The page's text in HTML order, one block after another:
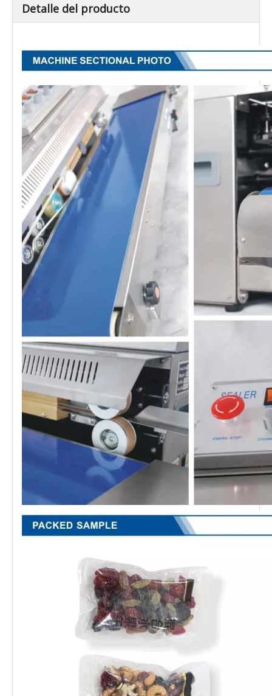
Detalle del producto